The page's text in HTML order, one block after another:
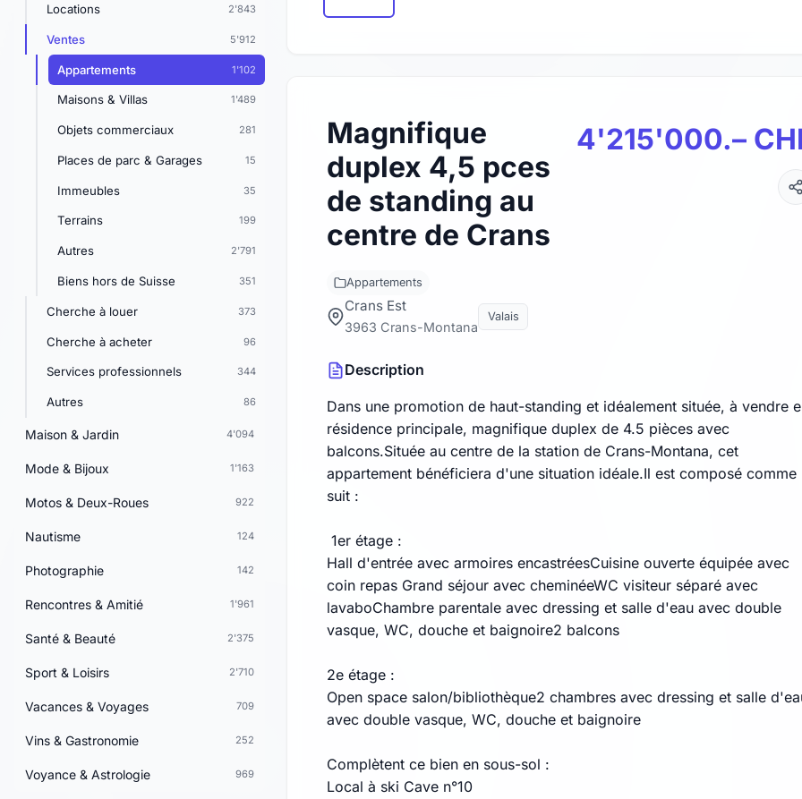
Locations 2'843
Ventes 5'912
Appartements 1'102
Maisons & Villas 1'489
Objets commerciaux 281
Places de parc & Garages 15
Immeubles 35
Terrains 199
Autres 2'791
Biens hors de Suisse 351
Cherche à louer 373
Cherche à acheter 96
Services professionnels 344
Autres 86
Maison & Jardin 4'094
Mode & Bijoux 1'163
Motos & Deux-Roues 922
Nautisme 124
Photographie 142
Rencontres & Amitié 1'961
Santé & Beauté 2'375
Sport & Loisirs 2'710
Vacances & Voyages 709
Vins & Gastronomie 252
Voyance & Astrologie 969
Magnifique
duplex 4,5 pces
de standing au
centre de Crans
4'215'000.–
Appartements
Crans Est
3963 Crans-Montana
Valais
Description
Dans une promotion de haut-standing et idéalement située, à vendre
résidence principale, magnifique duplex de 4.5 pièces avec
balcons.Située au centre de la station de Crans-Montana, cet
appartement bénéficiera d'une situation idéale.Il est composé comme
suit :
1er étage :
Hall d'entrée avec armoires encastréesCuisine ouverte équipée avec
coin repas Grand séjour avec cheminéeWC visiteur séparé avec
lavaboChambre parentale avec dressing et salle d'eau avec double
vasque, WC, douche et baignoire2 balcons
2e étage :
Open space salon/bibliothèque2 chambres avec dressing et salle
avec double vasque, WC, douche et baignoire
Complètent ce bien en sous-sol :
Local à ski Cave n°10